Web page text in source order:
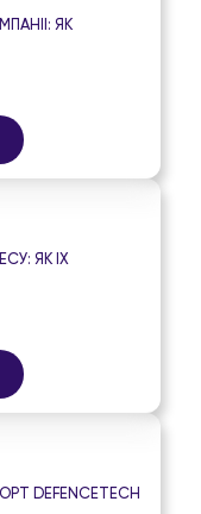
ЯК
ЯК ЇХ
DEFENCETECH